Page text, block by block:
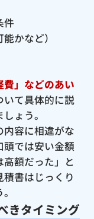
件
かなど）
費」などのあい
いて具体的に説
ょう。
内容に相違がな
頭では安い金額
額だった」と
書はじっくり
きタイミング